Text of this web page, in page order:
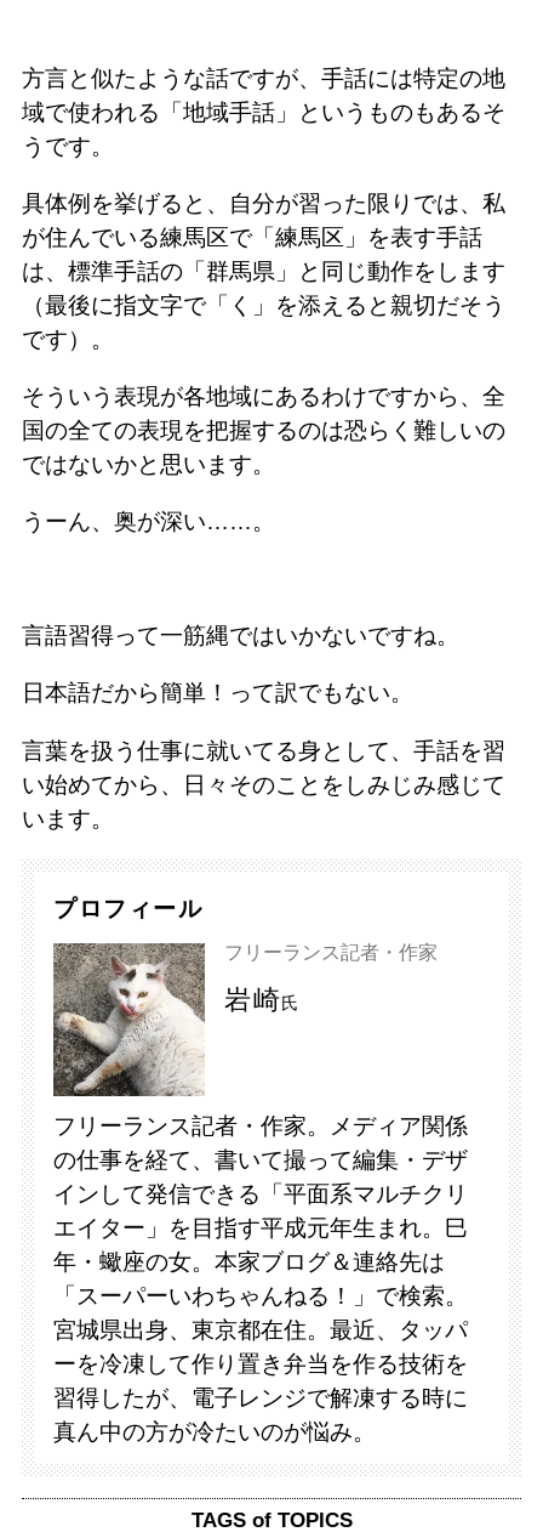
方言と似たような話ですが、手話には特定の地
域で使われる「地域手話」というものもあるそ
うです。
具体例を挙げると、自分が習った限りでは、私
が住んでいる練馬区で「練馬区」を表す手話
は、標準手話の「群馬県」と同じ動作をします
（最後に指文字で「く」を添えると親切だそう
です）。
そういう表現が各地域にあるわけですから、全
国の全ての表現を把握するのは恐らく難しいの
ではないかと思います。
うーん、奥が深い……。
言語習得って一筋縄ではいかないですね。
日本語だから簡単！って訳でもない。
言葉を扱う仕事に就いてる身として、手話を習
い始めてから、日々そのことをしみじみ感じて
います。
プロフィール
フリーランス記者・作家
岩崎氏
フリーランス記者・作家。メディア関係
の仕事を経て、書いて撮って編集・デザ
インして発信できる「平面系マルチクリ
エイター」を目指す平成元年生まれ。巳
年・蠍座の女。本家ブログ＆連絡先は
「スーパーいわちゃんねる！」で検索。
宮城県出身、東京都在住。最近、タッパ
ーを冷凍して作り置き弁当を作る技術を
習得したが、電子レンジで解凍する時に
真ん中の方が冷たいのが悩み。
TAGS of TOPICS